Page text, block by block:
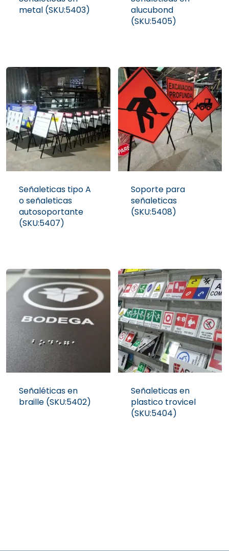
metal (SKU:5403)
alucubond
(SKU:5405)
Señaleticas tipo A
o señaleticas
autosoportante
(SKU:5407)
Soporte para
señaleticas
(SKU:5408)
Señaléticas en
braille (SKU:5402)
Señaleticas en
plastico trovicel
(SKU:5404)